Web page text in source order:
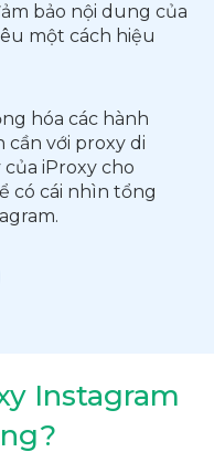
bảo nội dung của
một cách hiệu
hóa các hành
với proxy di
iProxy cho
có cái nhìn tổng
Instagram